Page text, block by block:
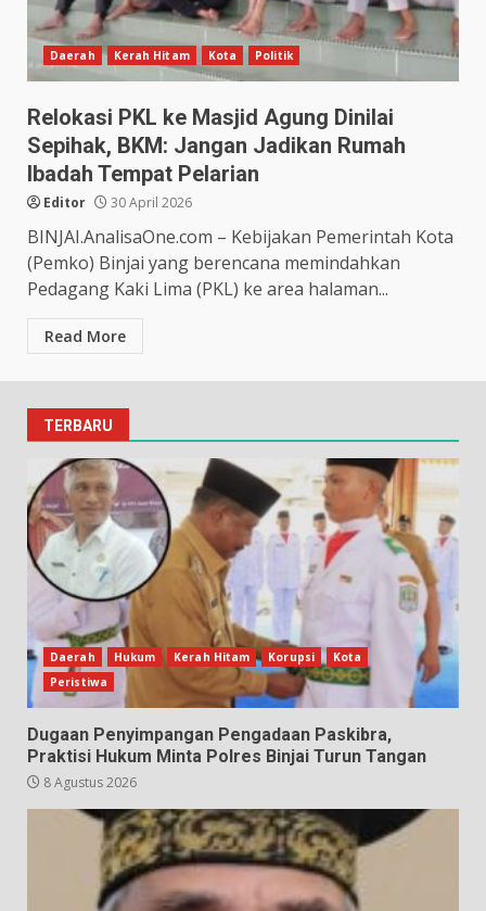
Daerah Kerah Hitam Kota Politik
Relokasi PKL ke Masjid Agung Dinilai
Sepihak, BKM: Jangan Jadikan Rumah
Ibadah Tempat Pelarian
Editor 30 April 2026
BINJAI.AnalisaOne.com – Kebijakan Pemerintah Kota
(Pemko) Binjai yang berencana memindahkan
Pedagang Kaki Lima (PKL) ke area halaman...
Read More
TERBARU
Daerah Hukum Kerah Hitam Korupsi
Kota
Peristiwa
Dugaan Penyimpangan Pengadaan Paskibra,
Praktisi Hukum Minta Polres Binjai Turun Tangan
8 Agustus 2026